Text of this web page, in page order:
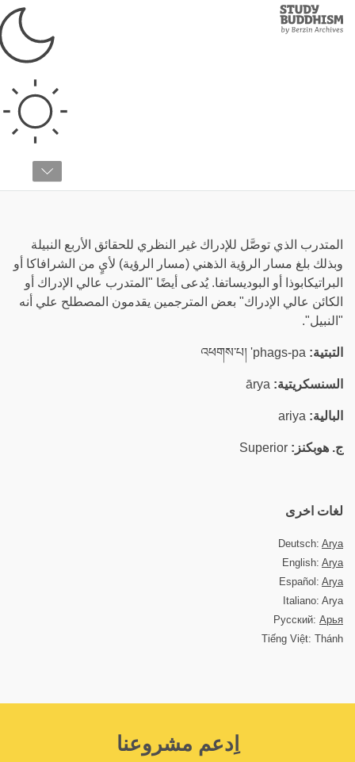
Study
Buddhism
المتدرب الذي توصَّل للإدراك غير النظري للحقائق الأربع النبيلة
وبذلك بلغ مسار الرؤية الذهني (مسار الرؤية) لأيٍ من الشرافاكا أو
البراتيكابوذا أو البوديساتفا. يُدعى أيضًا "المتدرب عالي الإدراك أو
الكائن عالي الإدراك" بعض المترجمين يقدمون المصطلح علي أنه
"النبيل".
التبتية:
السنسكريتية:
البالية:
ج. هوبكنز:
لغات اخرى
Deutsch: Arya
English: Arya
Español: Arya
Italiano: Arya
Русский: Арья
Tiếng Việt: Thánh
اِدعم مشروعنا